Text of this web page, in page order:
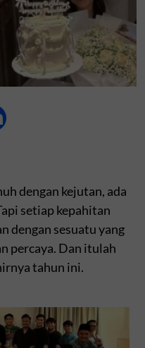
dengan kejutan, ada
setiap kepahitan
dengan sesuatu yang
percaya. Dan itulah
tahun ini.